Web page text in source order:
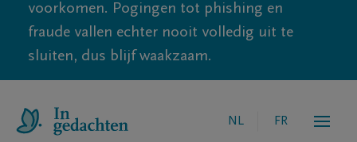
voorkomen. Pogingen tot phishing en
fraude vallen echter nooit volledig uit te
sluiten, dus blijf waakzaam.
NL FR